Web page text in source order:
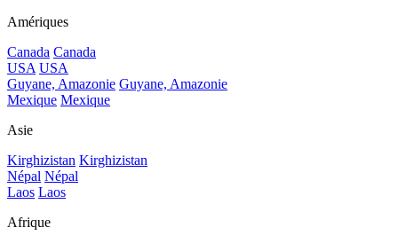
Amériques
Canada Canada
USA USA
Guyane, Amazonie Guyane, Amazonie
Mexique Mexique
Asie
Kirghizistan Kirghizistan
Népal Népal
Laos Laos
Afrique